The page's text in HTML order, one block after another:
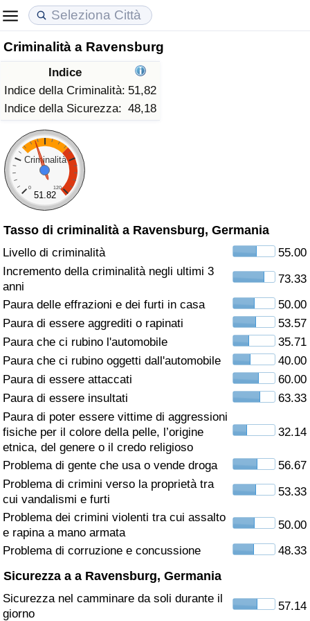
Criminalità a Ravensburg
Indice
Indice della Criminalità: 51,82
Indice della Sicurezza: 48,18
Criminalità
0 120
51.82
Tasso di criminalità a Ravensburg, Germania
Livello di criminalità
55.00
Incremento della criminalità negli ultimi 3
anni
73.33
Paura delle effrazioni e dei furti in casa
50.00
Paura di essere aggrediti o rapinati
53.57
Paura che ci rubino l'automobile
35.71
Paura che ci rubino oggetti dall'automobile
40.00
Paura di essere attaccati
60.00
Paura di essere insultati
63.33
Paura di poter essere vittime di aggressioni
fisiche per il colore della pelle, l’origine
etnica, del genere o il credo religioso
32.14
Problema di gente che usa o vende droga
56.67
Problema di crimini verso la proprietà tra
cui vandalismi e furti
53.33
Problema dei crimini violenti tra cui assalto
e rapina a mano armata
50.00
Problema di corruzione e concussione
48.33
Sicurezza a a Ravensburg, Germania
Sicurezza nel camminare da soli durante il
giorno
57.14
Costo della vita
Indice Del Costo Della Vita (corrente)
Indice Del Costo Della Vita
Indice del Costo della Vita per Nazione
ad Aqaba
Prezzi degli immobili
Indice del Prezzo delle Case (Corrente)
Indice del Prezzo delle Case
Indice del Prezzo delle Case per Nazione
Qualità della Vita
Indice della Qualità della Vita
Indice della Qualità della Vita (Corrente)
Indice della qualità della vita per Paese
Criminalità
Indice del Tasso di Criminalità (Corrente)
Indice della Criminalità
Indice di criminalità per paese
Assistenza Sanitaria
Indice dell’Assistenza Sanitaria (Corrente)
Indice dell’Assistenza Sanitaria
Indice dell’Assistenza Sanitaria per
Nazione
Inquinamento
Indice dell’Inquinamento (Corrente)
Indice dell’Inquinamento per Nazione